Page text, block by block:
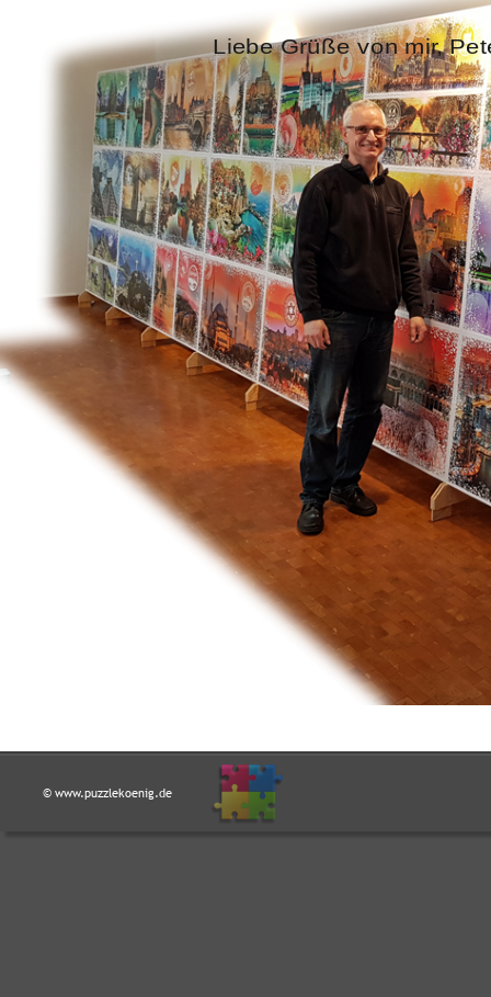
© www.puzzlekoenig.de
Liebe Grüße von mir,